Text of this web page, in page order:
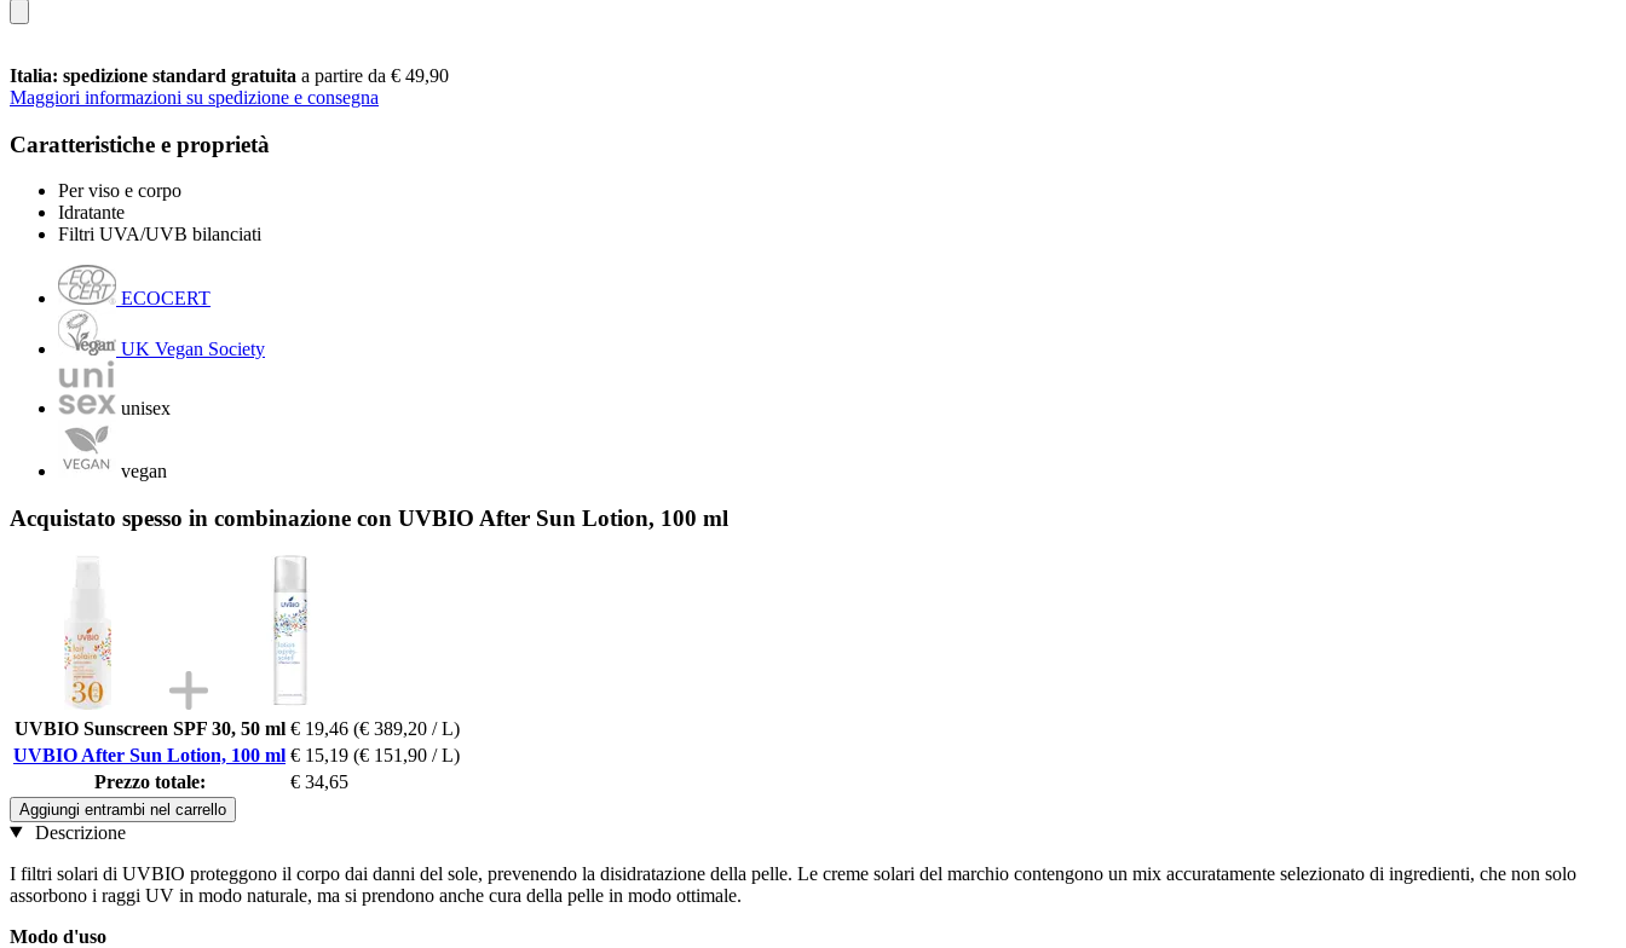
Italia: spedizione standard gratuita a partire da € 49,90
Maggiori informazioni su spedizione e consegna
Caratteristiche e proprietà
Per viso e corpo
Idratante
Filtri UVA/UVB bilanciati
ECOCERT
UK Vegan Society
unisex
vegan
Acquistato spesso in combinazione con UVBIO After Sun Lotion, 100 ml
UVBIO Sunscreen SPF 30, 50 ml € 19,46 (€ 389,20 / L)
UVBIO After Sun Lotion, 100 ml € 15,19 (€ 151,90 / L)
Prezzo totale:
€ 34,65
Aggiungi entrambi nel carrello
Descrizione
I filtri solari di UVBIO proteggono il corpo dai danni del sole, prevenendo la disidratazione della pelle. Le creme solari del marchio contengono un mix accuratamente selezionato di ingredienti, che non solo
assorbono i raggi UV in modo naturale, ma si prendono anche cura della pelle in modo ottimale.
Modo d'uso